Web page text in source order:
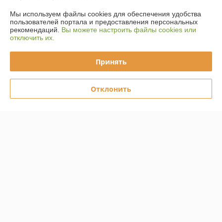
О нас
Доставка и оплата
Полная версия сайта
Мы используем файлы cookies для обеспечения удобства
пользователей портала и предоставления персональных
рекомендаций. Вы можете настроить файлы cookies или
отключить их.
Принять
Отклонить